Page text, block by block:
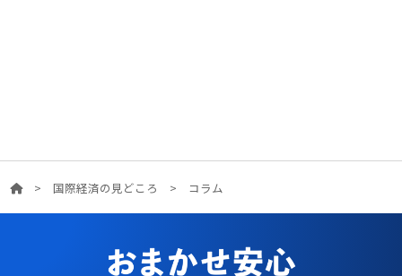
> 国際経済の見どころ > コラム